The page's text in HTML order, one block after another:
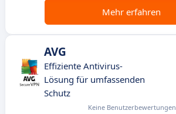
Mehr erfahren
AVG
Effiziente Antivirus-
Lösung für umfassenden
Schutz
Keine Benutzerbewertungen